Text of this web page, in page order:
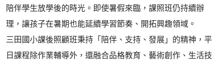
陪伴學生放學後的時光。即使暑假來臨，課照班仍持續辦
理，讓孩子在暑期也能延續學習節奏、開拓興趣領域。
三田國小課後照顧班秉持「陪伴、支持、發展」的精神，平
日課程除作業輔導外，還融合品格教育、藝術創作、生活技